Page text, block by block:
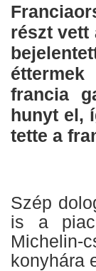
részt vett
francia
hunyt el,
tette a
Szép
is a
Michelin-
konyhára